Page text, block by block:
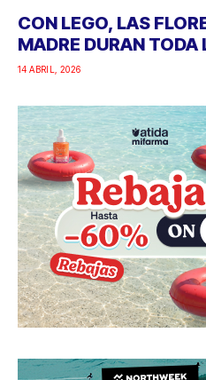
CON LEGO, LAS
MADRE DURAN TODA
14 ABRIL, 2026